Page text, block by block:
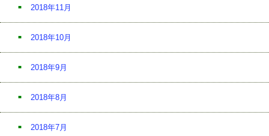
2018年11月
2018年10月
2018年9月
2018年8月
2018年7月